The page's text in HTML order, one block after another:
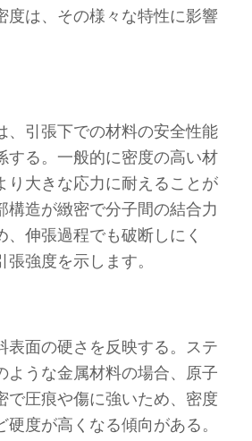
度は、その様々な特性に影響
、引張下での材料の安全性能
する。一般的に密度の高い材
り大きな応力に耐えることが
構造が緻密で分子間の結合力
、伸張過程でも破断しにく
張強度を示します。
表面の硬さを反映する。ステ
ような金属材料の場合、原子
で圧痕や傷に強いため、密度
硬度が高くなる傾向がある。